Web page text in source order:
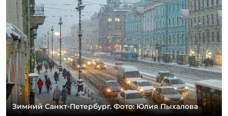
Зимний Санкт-Петербург. Фото: Юлия Пыхалова